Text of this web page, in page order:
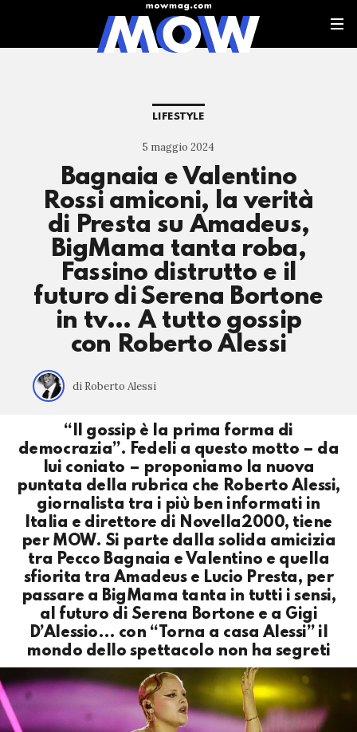
LIFESTYLE
5 maggio 2024
Bagnaia e Valentino
Rossi amiconi, la verità
di Presta su Amadeus,
BigMama tanta roba,
Fassino distrutto e il
futuro di Serena Bortone
in tv… A tutto gossip
con Roberto Alessi
di Roberto Alessi
“Il gossip è la prima forma di
democrazia”. Fedeli a questo motto – da
lui coniato – proponiamo la nuova
puntata della rubrica che Roberto Alessi,
giornalista tra i più ben informati in
Italia e direttore di Novella2000, tiene
per MOW. Si parte dalla solida amicizia
tra Pecco Bagnaia e Valentino e quella
sfiorita tra Amadeus e Lucio Presta, per
passare a BigMama tanta in tutti i sensi,
al futuro di Serena Bortone e a Gigi
D’Alessio… con “Torna a casa Alessi” il
mondo dello spettacolo non ha segreti